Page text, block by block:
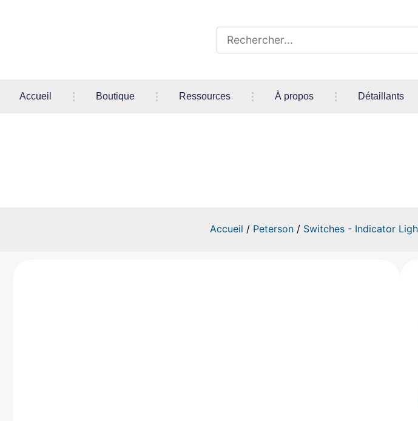
Accueil Boutique Ressources À propos Détaillants
Accueil / Peterson / Switches - Indicator